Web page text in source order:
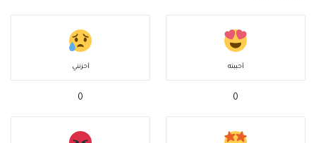
أحببته
0
أحزنني
0